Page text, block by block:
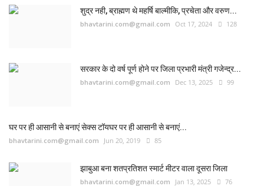
लाइफस्टाइल
कैरियर
शुद्र नही, ब्राह्मण थे महर्षि बाल्मीकि, प्रचेता और वरुण...
bhavtarini.com@gmail.com Oct 17, 2024 128
सरकार के दो वर्ष पूर्ण होने पर जिला प्रभारी मंत्री गजेन्द्र...
bhavtarini.com@gmail.com Dec 13, 2025 99
घर पर ही आसानी से बनाएं सेक्स टॉयघर पर ही आसानी से बनाएं...
bhavtarini.com@gmail.com Jun 20, 2019 85
झाबुआ बना शतप्रतिशत स्मार्ट मीटर वाला दूसरा जिला
bhavtarini.com@gmail.com Jan 13, 2025 76